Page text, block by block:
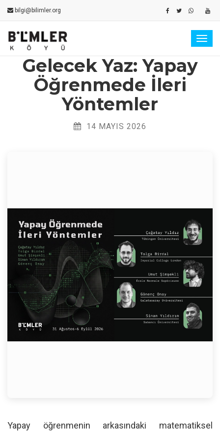
bilgi@bilimler.org
Gelecek Yaz: Yapay
Öğrenmede İleri
Yöntemler
14 MAYIS 2026
Yapay öğrenmenin arkasındaki matematiksel